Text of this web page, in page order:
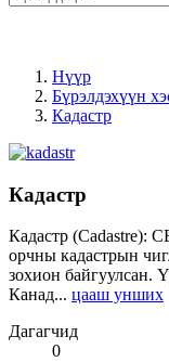
Нүүр
Бүрэлдэхүүн
Кадастр
Кадастр
Кадастр (Cadastre):
орчны кадастрын
зохион байгуулсан.
Канад... цааш унших
Дагагчид
0